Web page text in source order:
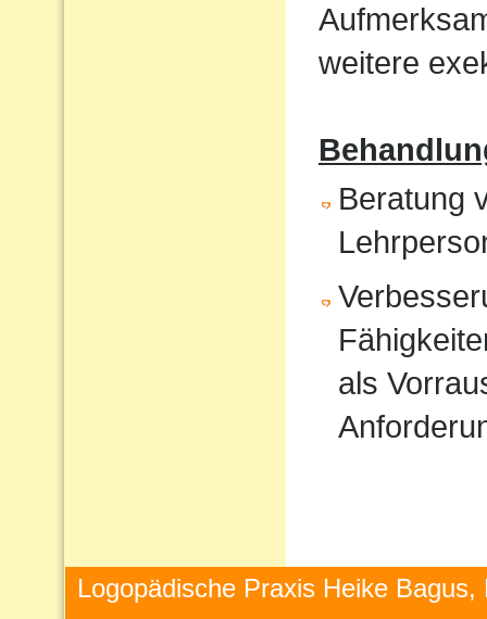
weitere
Beratung
als
Logopädische Praxis Heike